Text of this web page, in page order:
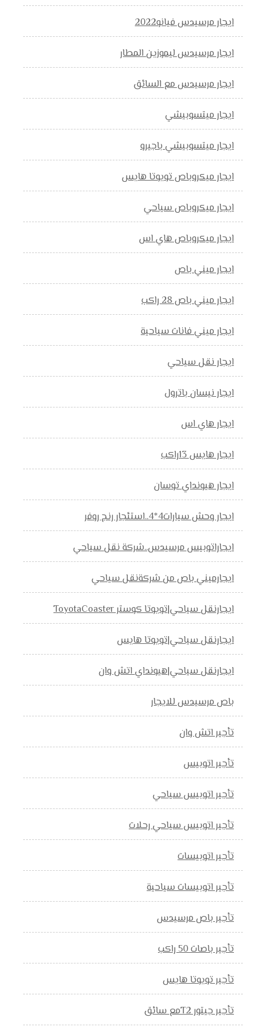
ايجار مرسيدس فيانو2022
ايجار مرسيدس ليموزين المطار
ايجار مرسيدس مع السائق
ايجار ميتسوبيشي
ايجار ميتسوبيشي باجيرو
ايجار ميكروباص تويوتا هايس
ايجار ميكروباص سياحي
ايجار ميكروباص هاي اس
ايجار ميني باص
ايجار ميني باص 28 راكب
ايجار ميني فانات سياحية
ايجار نقل سياحي
ايجار نيسان باترول
ايجار هاي اس
ايجار هايس 13راكب
ايجار هيونداي توسان
ايجار وحش سيارات4*4..استئجار رنج روفر
ايجاراتوبيس مرسيدس..شركة نقل سياحي
ايجارميني باص من شركةنقل سياحي
ايجارنقل سياحي|تويوتا كوستر ToyotaCoaster
ايجارنقل سياحي|تويوتا هايس
ايجارنقل سياحي|هيونداي اتش وان
باص مرسيدس للايجار
تأجير اتش وان
تأجير اتوبيس
تأجير اتوبيس سياحي
تأجير اتوبيس سياحي رحلات
تأجير اتوبيسات
تأجير اتوبيسات سياحية
تأجير باص مرسيدس
تأجير باصات 50 راكب
تأجير تويوتا هايس
تأجير جيتور T2مع سائق